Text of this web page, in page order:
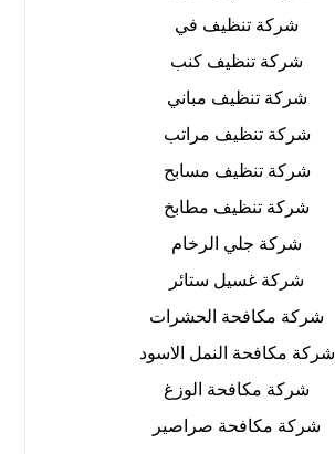
شركة تنظيف في
شركة تنظيف كنب
شركة تنظيف مباني
شركة تنظيف مراتب
شركة تنظيف مسابح
شركة تنظيف مطابخ
شركة جلي الرخام
شركة غسيل ستائر
شركة مكافحة الحشرات
شركة مكافحة النمل الاسود
شركة مكافحة الوزغ
شركة مكافحة صراصير